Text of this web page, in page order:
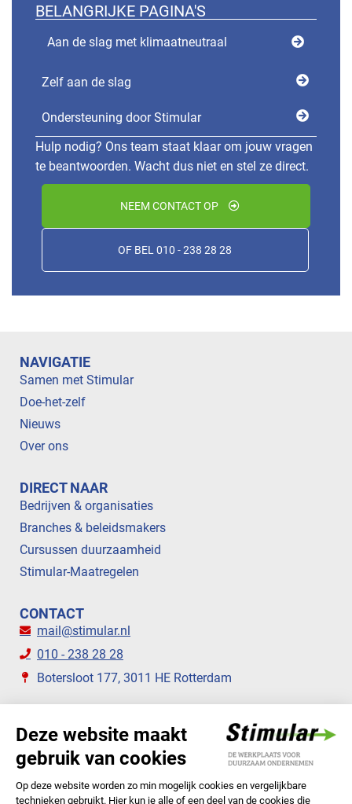
BELANGRIJKE PAGINA'S
Aan de slag met klimaatneutraal
Zelf aan de slag
Ondersteuning door Stimular
Hulp nodig? Ons team staat klaar om jouw vragen
te beantwoorden. Wacht dus niet en stel ze direct.
NEEM CONTACT OP
OF BEL 010 - 238 28 28
NAVIGATIE
Samen met Stimular
Doe-het-zelf
Nieuws
Over ons
DIRECT NAAR
Bedrijven & organisaties
Branches & beleidsmakers
Cursussen duurzaamheid
Stimular-Maatregelen
CONTACT
mail@stimular.nl
010 - 238 28 28
Botersloot 177, 3011 HE Rotterdam
STIMULAR NIEUWSBRIEVEN
ABONNEER NU